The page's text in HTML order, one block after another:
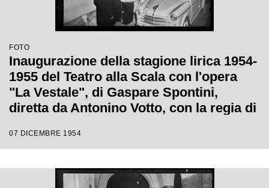
FOTO
Inaugurazione della stagione lirica 1954-
1955 del Teatro alla Scala con l'opera
"La Vestale", di Gaspare Spontini,
diretta da Antonino Votto, con la regia di
07 DICEMBRE 1954